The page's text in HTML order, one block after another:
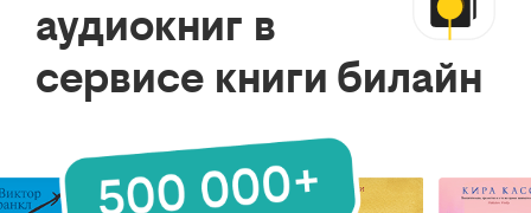
аудиокниг в
сервисе книги билайн